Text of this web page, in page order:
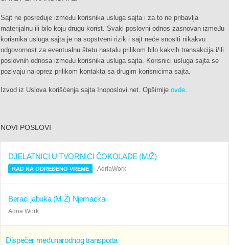
Sajt ne posreduje između korisnika usluga sajta i za to ne pribavlja
materijalnu ili bilo koju drugu korist. Svaki poslovni odnos zasnovan između
korisnika usluga sajta je na sopstveni rizik i sajt neće snositi nikakvu
odgovornost za eventualnu štetu nastalu prilikom bilo kakvih transakcija i/ili
poslovnih odnosa između korisnika usluga sajta. Korisnici usluga sajta se
pozivaju na oprez prilikom kontakta sa drugim korisnicima sajta.
Izvod iz Uslova korišćenja sajta Inoposlovi.net. Opširnije ovde.
NOVI POSLOVI
DJELATNICI U TVORNICI ČOKOLADE (M/Ž)
RAD NA ODREĐENO VREME AdriaWork
Beraci jabuka (M,Ž) Njemacka
Adria Work
Dispečer međunarodnog transporta